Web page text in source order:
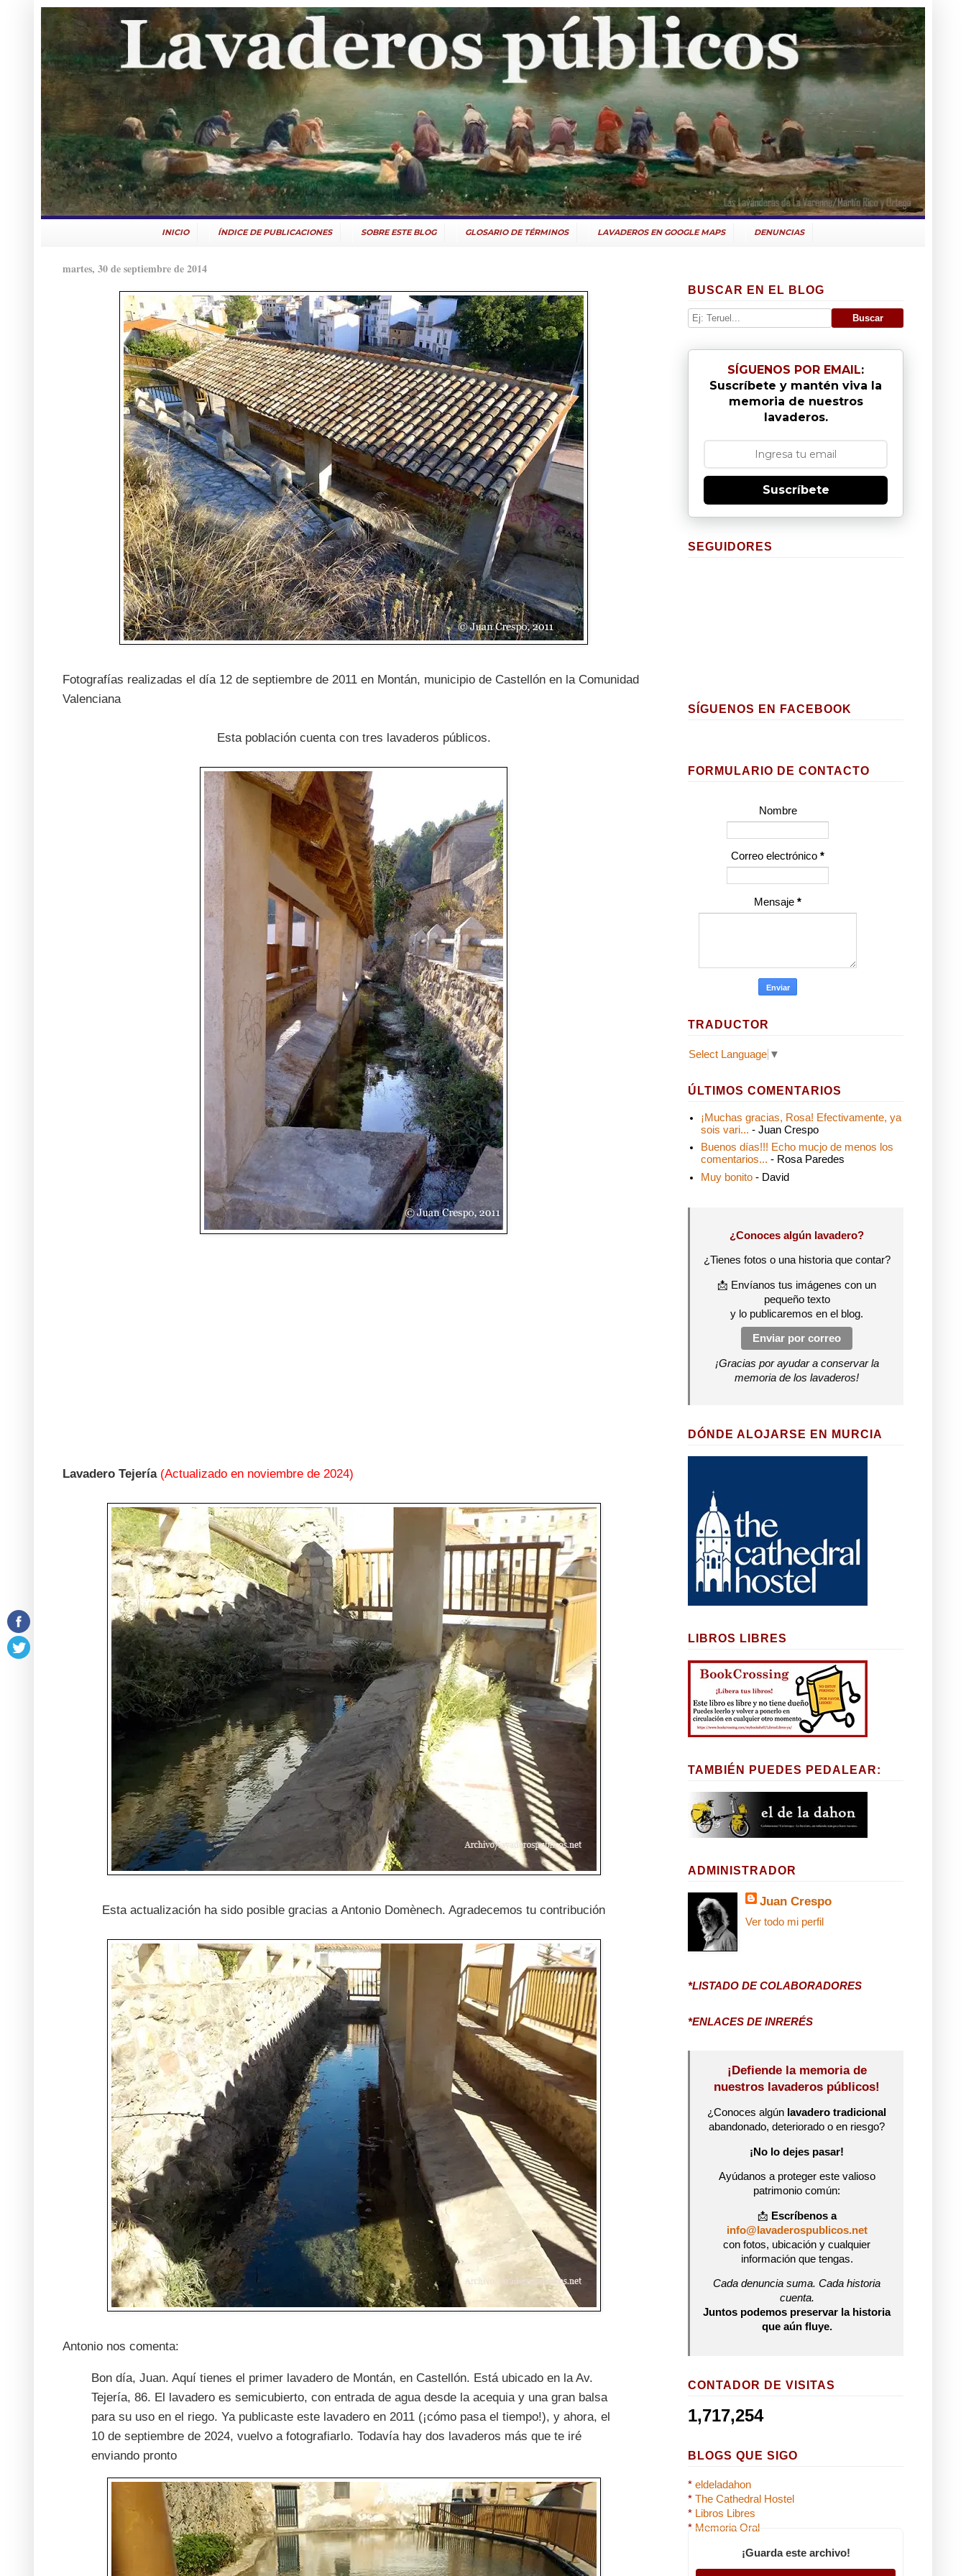
INICIO ÍNDICE DE PUBLICACIONES SOBRE ESTE BLOG GLOSARIO DE TÉRMINOS LAVADEROS EN GOOGLE MAPS DENUNCIAS
martes, 30 de septiembre de 2014
Fotografías realizadas el día 12 de septiembre de 2011 en Montán, municipio de Castellón en la Comunidad
Valenciana
Esta población cuenta con tres lavaderos públicos.
Lavadero Tejería (Actualizado en noviembre de 2024)
Esta actualización ha sido posible gracias a Antonio Domènech. Agradecemos tu contribución
Antonio nos comenta:
Bon día, Juan. Aquí tienes el primer lavadero de Montán, en Castellón. Está ubicado en la Av.
Tejería, 86. El lavadero es semicubierto, con entrada de agua desde la acequia y una gran balsa
para su uso en el riego. Ya publicaste este lavadero en 2011 (¡cómo pasa el tiempo!), y ahora, el
10 de septiembre de 2024, vuelvo a fotografiarlo. Todavía hay dos lavaderos más que te iré
enviando pronto
BUSCAR EN EL BLOG
SÍGUENOS POR EMAIL:
Suscríbete y mantén viva la
memoria de nuestros
lavaderos.
Suscríbete
SEGUIDORES
SÍGUENOS EN FACEBOOK
FORMULARIO DE CONTACTO
Nombre
Correo electrónico *
Mensaje *
TRADUCTOR
Select Language ▼
ÚLTIMOS COMENTARIOS
¡Muchas gracias, Rosa! Efectivamente, ya
sois vari... - Juan Crespo
Buenos días!!! Echo mucjo de menos los
comentarios... - Rosa Paredes
Muy bonito - David
¿Conoces algún lavadero?
¿Tienes fotos o una historia que contar?
📩 Envíanos tus imágenes con un
pequeño texto
y lo publicaremos en el blog.
Enviar por correo
¡Gracias por ayudar a conservar la
memoria de los lavaderos!
DÓNDE ALOJARSE EN MURCIA
LIBROS LIBRES
TAMBIÉN PUEDES PEDALEAR:
ADMINISTRADOR
Juan Crespo
Ver todo mi perfil
*LISTADO DE COLABORADORES
*ENLACES DE INRERÉS
¡Defiende la memoria de
nuestros lavaderos públicos!
¿Conoces algún lavadero tradicional
abandonado, deteriorado o en riesgo?
¡No lo dejes pasar!
Ayúdanos a proteger este valioso
patrimonio común:
📩 Escríbenos a
info@lavaderospublicos.net
con fotos, ubicación y cualquier
información que tengas.
Cada denuncia suma. Cada historia
cuenta.
Juntos podemos preservar la historia
que aún fluye.
CONTADOR DE VISITAS
1,717,254
BLOGS QUE SIGO
* eldeladahon
* The Cathedral Hostel
* Libros Libres
* Memoria Oral
¡Guarda este archivo!